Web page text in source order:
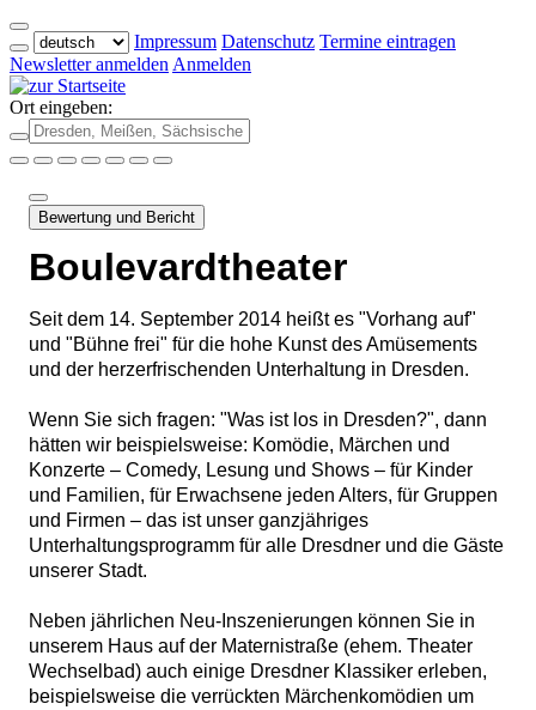
Impressum Datenschutz Termine eintragen
Newsletter anmelden Anmelden
Ort eingeben:
Bewertung und Bericht
Boulevardtheater
Seit dem 14. September 2014 heißt es "Vorhang auf"
und "Bühne frei" für die hohe Kunst des Amüsements
und der herzerfrischenden Unterhaltung in Dresden.
Wenn Sie sich fragen: "Was ist los in Dresden?", dann
hätten wir beispielsweise: Komödie, Märchen und
Konzerte – Comedy, Lesung und Shows – für Kinder
und Familien, für Erwachsene jeden Alters, für Gruppen
und Firmen – das ist unser ganzjähriges
Unterhaltungsprogramm für alle Dresdner und die Gäste
unserer Stadt.
Neben jährlichen Neu-Inszenierungen können Sie in
unserem Haus auf der Maternistraße (ehem. Theater
Wechselbad) auch einige Dresdner Klassiker erleben,
beispielsweise die verrückten Märchenkomödien um